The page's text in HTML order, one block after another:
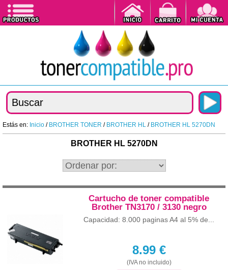
Estás en: Inicio / BROTHER TONER / BROTHER HL / BROTHER HL 5270DN
BROTHER HL 5270DN
Cartucho de toner compatible
Brother TN3170 / 3130 negro
Capacidad: 8.000 paginas A4 al 5% de...
8.99€
(IVA no incluido)